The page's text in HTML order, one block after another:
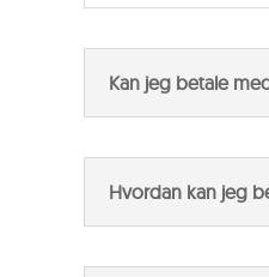
Kan jeg betale
Hvordan kan jeg